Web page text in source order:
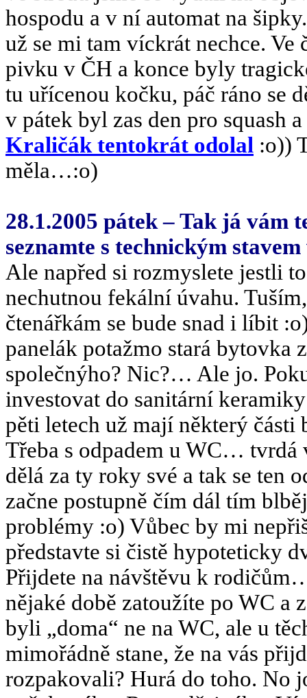
hospodu a v ní automat na
už se mi tam víckrát nechce.
pivku v ČH a konce byly
tu uřícenou kočku, páč ráno
v pátek byl zas den pro squash
Kraličák tentokrát odolal :o))
měla…:o)
28.1.2005 pátek – Tak já vám
seznamte s technickým
Ale napřed si rozmyslete jestli
nechutnou fekální úvahu.
čtenářkám se bude snad i líbit
panelák potažmo stará
společnýho? Nic?… Ale jo.
investovat do sanitární
pěti letech už mají některý
Třeba s odpadem u WC… tvrdá
dělá za ty roky své a tak se ten
začne postupně čím dál tím
problémy :o) Vůbec by mi
představte si čistě hypoteticky
Přijdete na návštěvu k
nějaké době zatoužíte po WC a
byli „doma“ ne na WC, ale u
mimořádně stane, že na vás
rozpakovali? Hurá do toho. No